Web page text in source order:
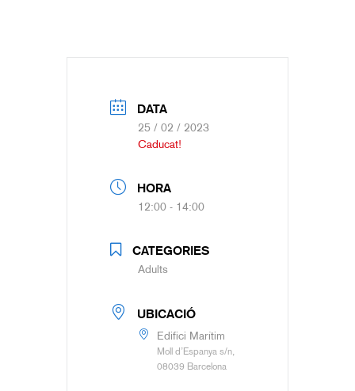
DATA
25 / 02 / 2023
Caducat!
HORA
12:00 - 14:00
CATEGORIES
Adults
UBICACIÓ
Edifici Marítim
Moll d’Espanya s/n,
08039 Barcelona